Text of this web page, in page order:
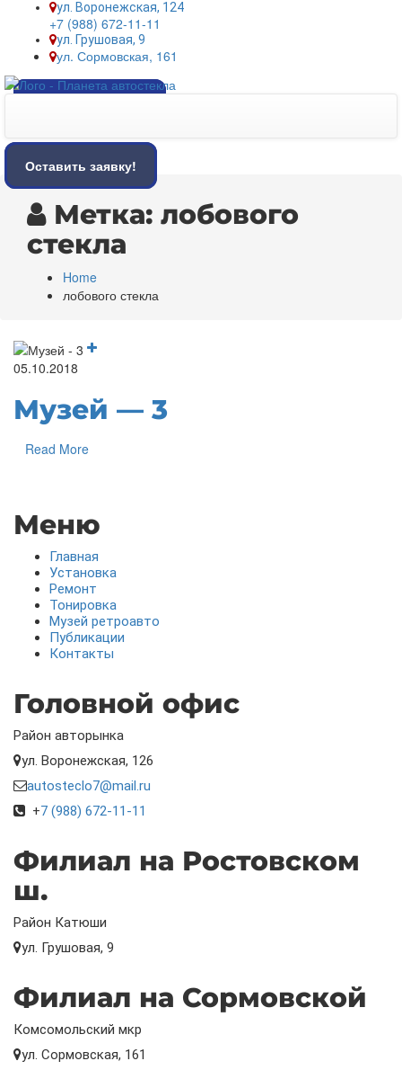
ул. Воронежская, 124
+7 (988) 672-11-11
ул. Грушовая, 9
ул. Сормовская, 161
Оставить заявку!
Метка: лобового
стекла
Home
лобового стекла
05.10.2018
Музей — 3
Read More
Меню
Главная
Установка
Ремонт
Тонировка
Музей ретроавто
Публикации
Контакты
Головной офис
Район авторынка
ул. Воронежская, 126
autosteclo7@mail.ru
+7 (988) 672-11-11
Филиал на Ростовском
ш.
Район Катюши
ул. Грушовая, 9
Филиал на Сормовской
Комсомольский мкр
ул. Сормовская, 161